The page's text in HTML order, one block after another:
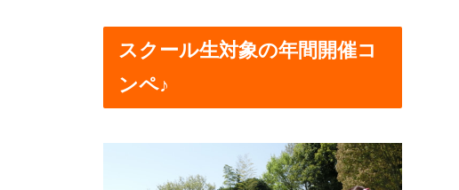
スクール生対象の年間開催コ
ンペ♪